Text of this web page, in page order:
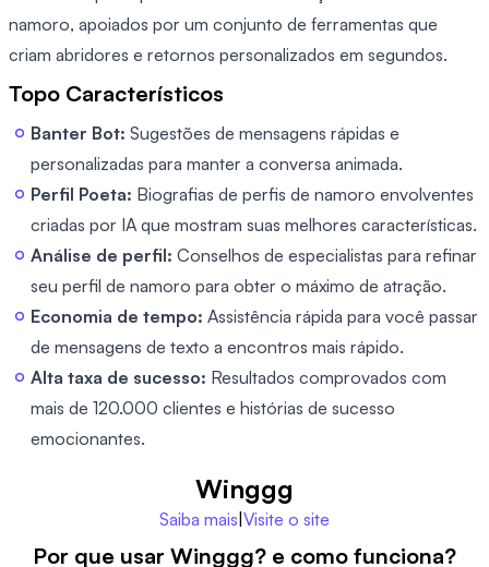
namoro, apoiados por um conjunto de ferramentas que
criam abridores e retornos personalizados em segundos.
Topo Característicos
Banter Bot: Sugestões de mensagens rápidas e
personalizadas para manter a conversa animada.
Perfil Poeta: Biografias de perfis de namoro envolventes
criadas por IA que mostram suas melhores características.
Análise de perfil: Conselhos de especialistas para refinar
seu perfil de namoro para obter o máximo de atração.
Economia de tempo: Assistência rápida para você passar
de mensagens de texto a encontros mais rápido.
Alta taxa de sucesso: Resultados comprovados com
mais de 120.000 clientes e histórias de sucesso
emocionantes.
Winggg
Saiba mais Visite o site
Por que usar Winggg? e como funciona?